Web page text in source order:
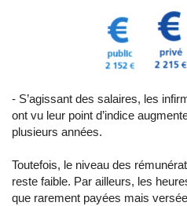
- S’agissant des salaires, les
ont vu leur point d’indice
plusieurs années.
Toutefois, le niveau des
reste faible. Par ailleurs, les
que rarement payées mais